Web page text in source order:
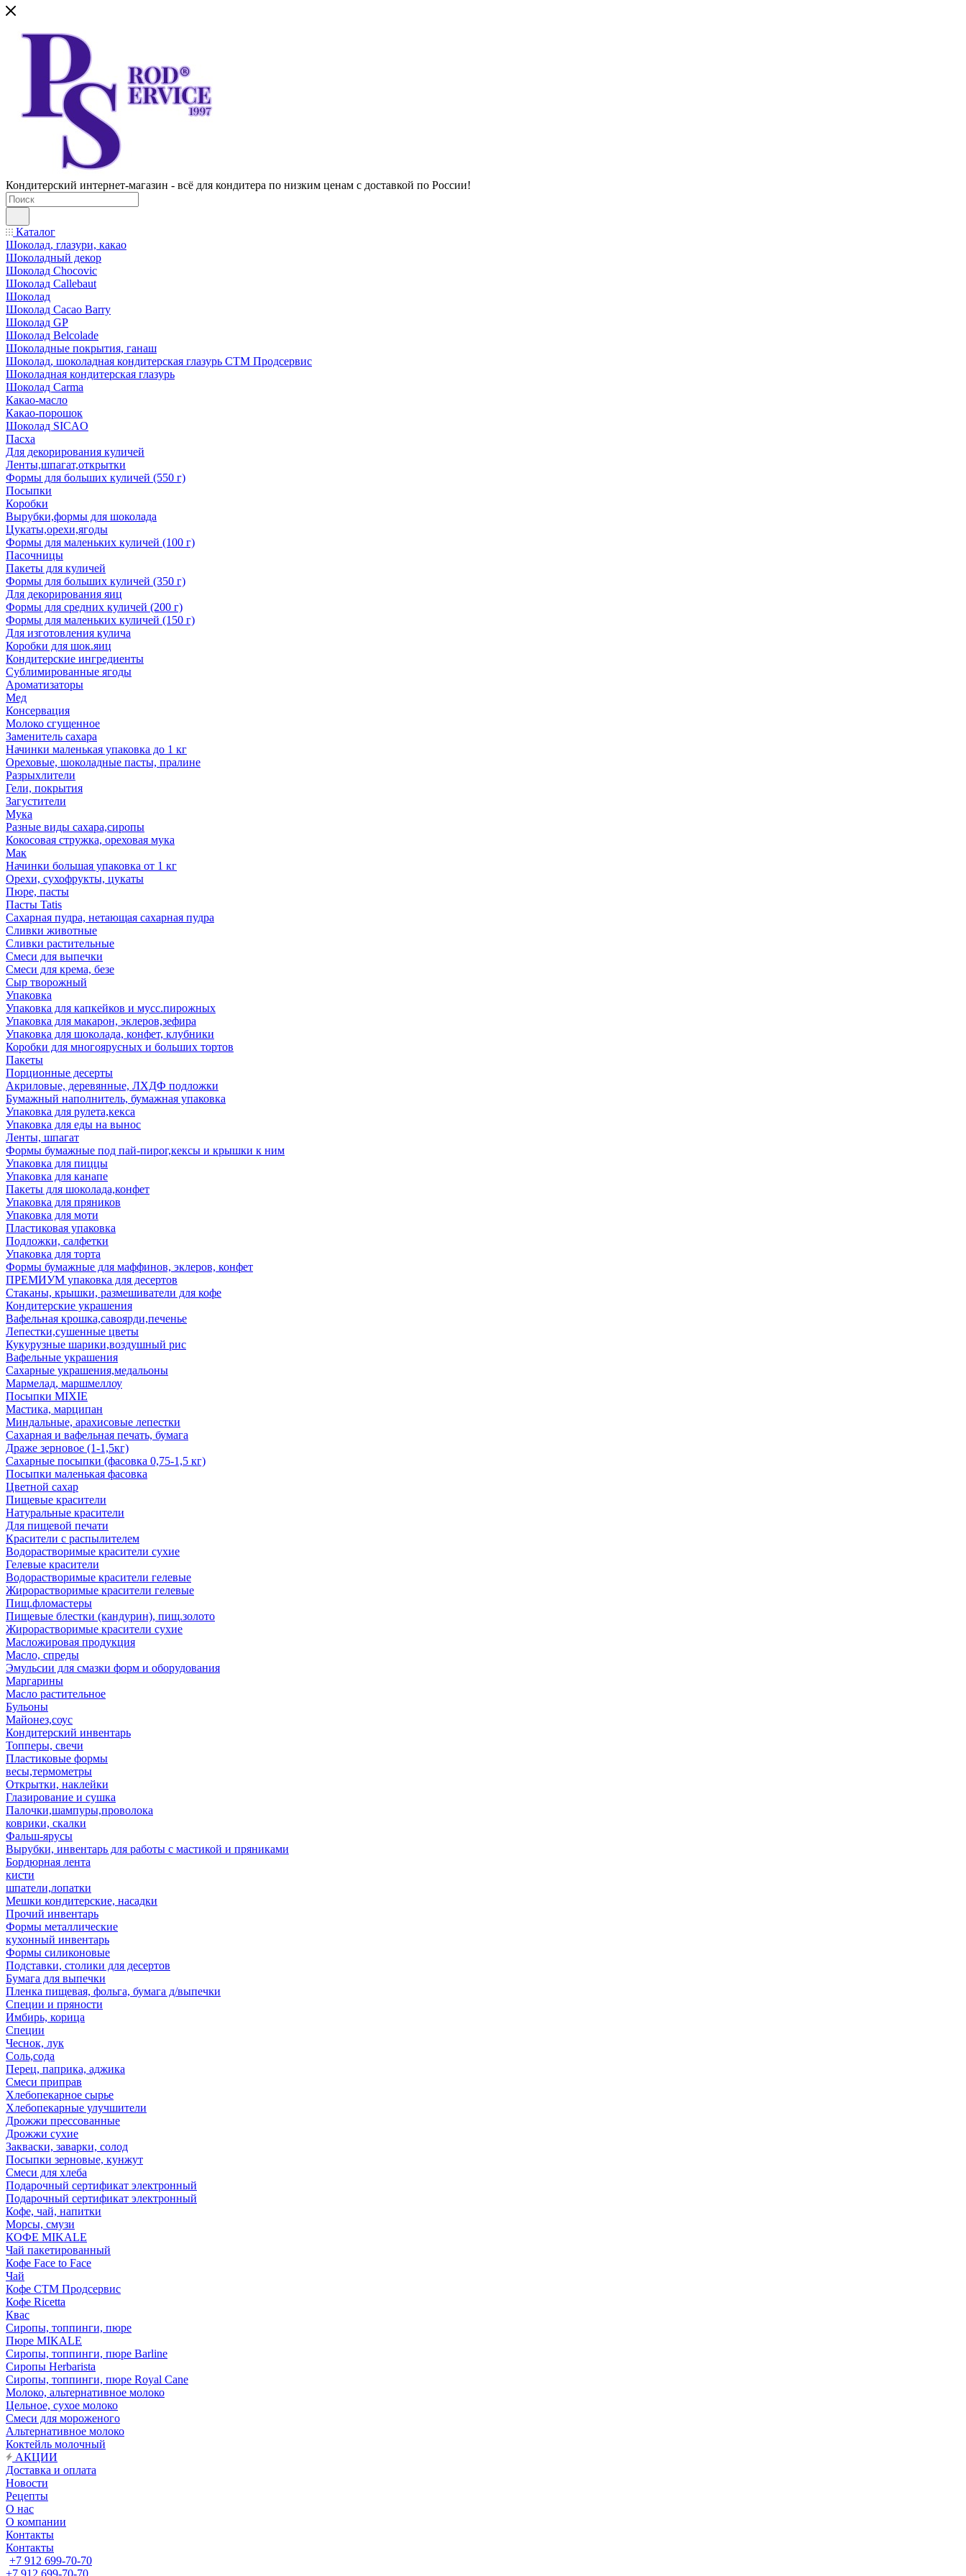
Кондитерский интернет-магазин - всё для кондитера по низким ценам с доставкой по России!
Каталог
Шоколад, глазури, какао
Шоколадный декор
Шоколад Chocovic
Шоколад Callebaut
Шоколад
Шоколад Cacao Barry
Шоколад GP
Шоколад Belcolade
Шоколадные покрытия, ганаш
Шоколад, шоколадная кондитерская глазурь СТМ Продсервис
Шоколадная кондитерская глазурь
Шоколад Carma
Какао-масло
Какао-порошок
Шоколад SICAO
Пасха
Для декорирования куличей
Ленты,шпагат,открытки
Формы для больших куличей (550 г)
Посыпки
Коробки
Вырубки,формы для шоколада
Цукаты,орехи,ягоды
Формы для маленьких куличей (100 г)
Пасочницы
Пакеты для куличей
Формы для больших куличей (350 г)
Для декорирования яиц
Формы для средних куличей (200 г)
Формы для маленьких куличей (150 г)
Для изготовления кулича
Коробки для шок.яиц
Кондитерские ингредиенты
Сублимированные ягоды
Ароматизаторы
Мед
Консервация
Молоко сгущенное
Заменитель сахара
Начинки маленькая упаковка до 1 кг
Ореховые, шоколадные пасты, пралине
Разрыхлители
Гели, покрытия
Загустители
Мука
Разные виды сахара,сиропы
Кокосовая стружка, ореховая мука
Мак
Начинки большая упаковка от 1 кг
Орехи, сухофрукты, цукаты
Пюре, пасты
Пасты Tatis
Сахарная пудра, нетающая сахарная пудра
Сливки животные
Сливки растительные
Смеси для выпечки
Смеси для крема, безе
Сыр творожный
Упаковка
Упаковка для капкейков и мусс.пирожных
Упаковка для макарон, эклеров,зефира
Упаковка для шоколада, конфет, клубники
Коробки для многоярусных и больших тортов
Пакеты
Порционные десерты
Акриловые, деревянные, ЛХДФ подложки
Бумажный наполнитель, бумажная упаковка
Упаковка для рулета,кекса
Упаковка для еды на вынос
Ленты, шпагат
Формы бумажные под пай-пирог,кексы и крышки к ним
Упаковка для пиццы
Упаковка для канапе
Пакеты для шоколада,конфет
Упаковка для пряников
Упаковка для моти
Пластиковая упаковка
Подложки, салфетки
Упаковка для торта
Формы бумажные для маффинов, эклеров, конфет
ПРЕМИУМ упаковка для десертов
Стаканы, крышки, размешиватели для кофе
Кондитерские украшения
Вафельная крошка,савоярди,печенье
Лепестки,сушенные цветы
Кукурузные шарики,воздушный рис
Вафельные украшения
Сахарные украшения,медальоны
Мармелад, маршмеллоу
Посыпки MIXIE
Мастика, марципан
Миндальные, арахисовые лепестки
Сахарная и вафельная печать, бумага
Драже зерновое (1-1,5кг)
Сахарные посыпки (фасовка 0,75-1,5 кг)
Посыпки маленькая фасовка
Цветной сахар
Пищевые красители
Натуральные красители
Для пищевой печати
Красители с распылителем
Водорастворимые красители сухие
Гелевые красители
Водорастворимые красители гелевые
Жирорастворимые красители гелевые
Пищ.фломастеры
Пищевые блестки (кандурин), пищ.золото
Жирорастворимые красители сухие
Масложировая продукция
Масло, спреды
Эмульсии для смазки форм и оборудования
Маргарины
Масло растительное
Бульоны
Майонез,соус
Кондитерский инвентарь
Топперы, свечи
Пластиковые формы
весы,термометры
Открытки, наклейки
Глазирование и сушка
Палочки,шампуры,проволока
коврики, скалки
Фальш-ярусы
Вырубки, инвентарь для работы с мастикой и пряниками
Бордюрная лента
кисти
шпатели,лопатки
Мешки кондитерские, насадки
Прочий инвентарь
Формы металлические
кухонный инвентарь
Формы силиконовые
Подставки, столики для десертов
Бумага для выпечки
Пленка пищевая, фольга, бумага д/выпечки
Специи и пряности
Имбирь, корица
Специи
Чеснок, лук
Соль,сода
Перец, паприка, аджика
Смеси приправ
Хлебопекарное сырье
Хлебопекарные улучшители
Дрожжи прессованные
Дрожжи сухие
Закваски, заварки, солод
Посыпки зерновые, кунжут
Смеси для хлеба
Подарочный сертификат электронный
Подарочный сертификат электронный
Кофе, чай, напитки
Морсы, смузи
КОФЕ MIKALE
Чай пакетированный
Кофе Face to Face
Чай
Кофе СТМ Продсервис
Кофе Ricetta
Квас
Сиропы, топпинги, пюре
Пюре MIKALE
Сиропы, топпинги, пюре Barline
Сиропы Herbarista
Сиропы, топпинги, пюре Royal Cane
Молоко, альтернативное молоко
Цельное, сухое молоко
Смеси для мороженого
Альтернативное молоко
Коктейль молочный
АКЦИИ
Доставка и оплата
Новости
Рецепты
О нас
О компании
Контакты
Контакты
+7 912 699-70-70
+7 912 699-70-70